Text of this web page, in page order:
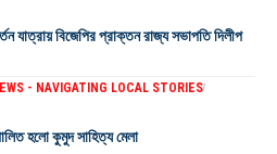
যাত্রায় বিজেপির প্রাক্তন রাজ্য সভাপতি দিলীপ
- NAVIGATING LOCAL STORIES
হলো কুমুদ সাহিত্য মেলা